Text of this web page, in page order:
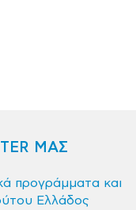
ΜΑΣ
προγράμματα και
Ελλάδος